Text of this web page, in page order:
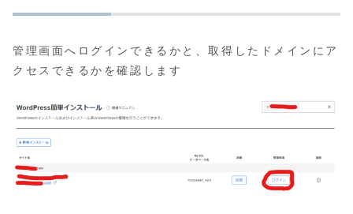
管理画面へログインできるかと、取得したドメインにア
クセスできるかを確認します